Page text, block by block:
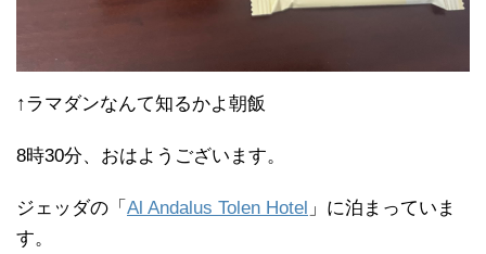
↑ラマダンなんて知るかよ朝飯
8時30分、おはようございます。
ジェッダの「 Al Andalus Tolen Hotel 」に泊まっていま
す。